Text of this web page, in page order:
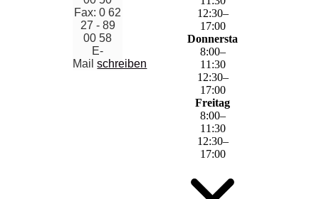
Fax: 0 62
27 - 89
00 58
E-
Mailschreiben
12:30–
17:00
Donnerstag
8:00–
11 :30
12:30–
17:00
Freitag
8:00–
11 :30
12:30–
17:00